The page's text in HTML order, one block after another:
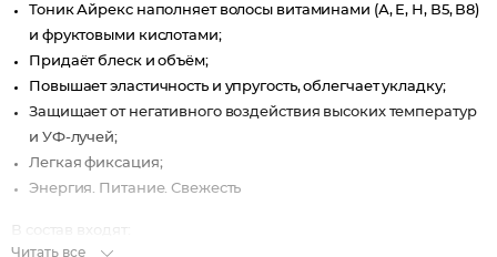
Тоник Айрекс наполняет волосы витаминами (А, Е, Н, В5, В8)
и фруктовыми кислотами;
Придаёт блеск и объём;
Повышает эластичность и упругость, облегчает укладку;
Защищает от негативного воздействия высоких температур
и УФ-лучей;
Легкая фиксация;
Энергия. Питание. Свежесть
В состав входят:
Читать все